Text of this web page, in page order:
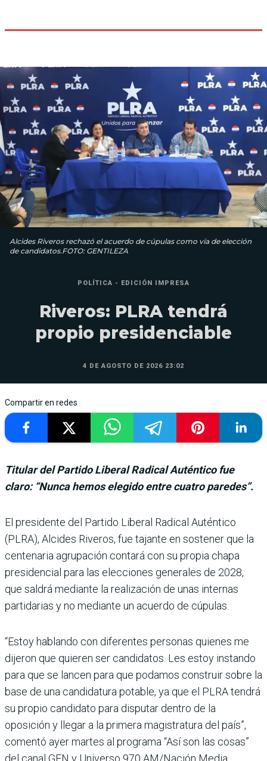
Alcides Riveros rechazó el acuerdo de cúpulas como vía de elección
de candidatos.FOTO: GENTILEZA
POLÍTICA - EDICIÓN IMPRESA
Riveros: PLRA tendrá
propio presidenciable
4 DE AGOSTO DE 2026 23:02
Compartir en redes
Titular del Partido Liberal Radical Auténtico fue
claro: “Nunca hemos elegido entre cuatro paredes”.
El presidente del Partido Liberal Radical Auténtico
(PLRA), Alcides Riveros, fue tajante en sostener que la
cen­tenaria agrupación contará con su propia chapa
presi­dencial para las elecciones generales de 2028,
que sal­drá mediante la realización de unas internas
partidarias y no mediante un acuerdo de cúpulas.
“Estoy hablando con diferen­tes personas quienes me
dije­ron que quieren ser candida­tos. Les estoy instando
para que se lancen para que poda­mos construir sobre la
base de una candidatura potable, ya que el PLRA tendrá
su pro­pio candidato para disputar dentro de la
oposición y llegar a la primera magistratura del país”,
comentó ayer martes al programa “Así son las cosas”
del canal GEN y Universo 970 AM/Nación Media.